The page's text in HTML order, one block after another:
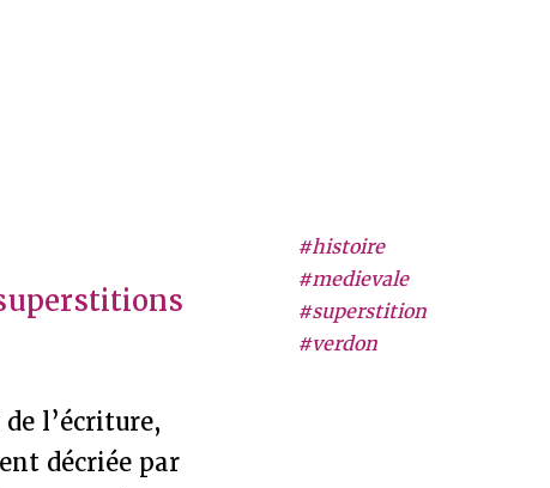
#histoire
#medievale
#superstition
#verdon
l’écriture,
décriée par